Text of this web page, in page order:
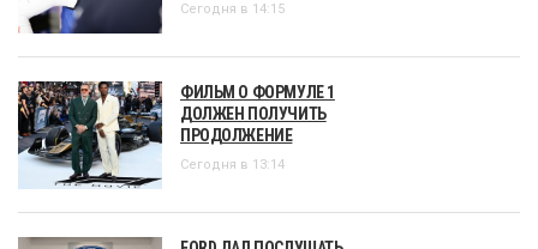
Сегодня в 14:15
ФИЛЬМ О ФОРМУЛЕ 1
ДОЛЖЕН ПОЛУЧИТЬ
ПРОДОЛЖЕНИЕ
Сегодня в 13:14